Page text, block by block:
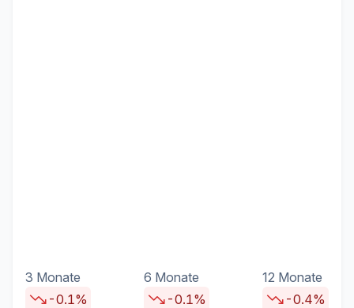
3 Monate
-0.1%
6 Monate
-0.1%
12 Monate
-0.4%